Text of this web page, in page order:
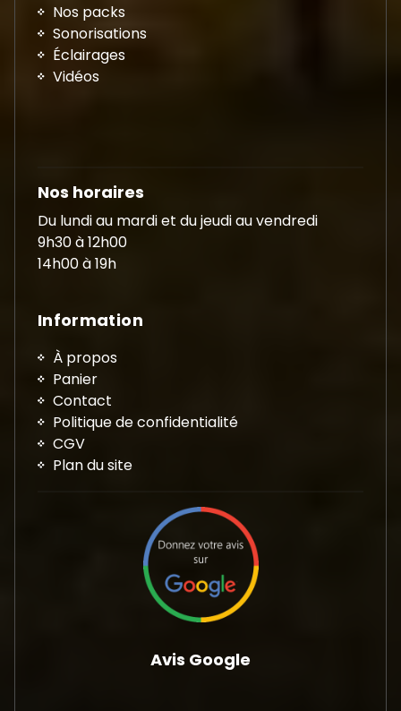
Nos packs
Sonorisations
Éclairages
Vidéos
Nos horaires
Du lundi au mardi et du jeudi au vendredi
9h30 à 12h00
14h00 à 19h
Information
À propos
Panier
Contact
Politique de confidentialité
CGV
Plan du site
Avis Google